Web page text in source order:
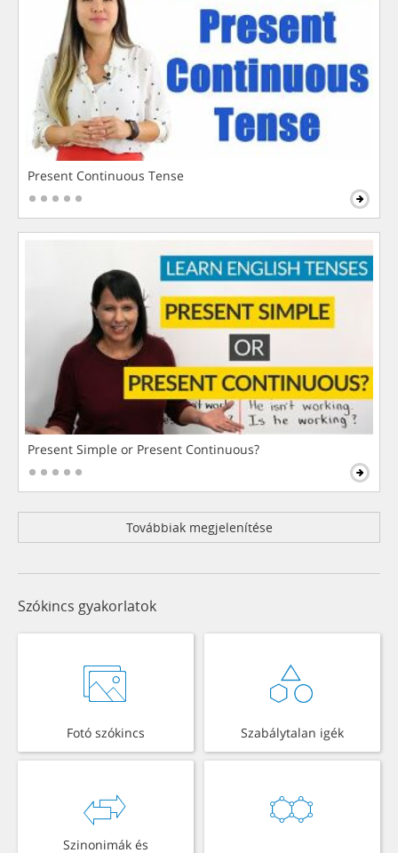
Present Continuous Tense
Present Simple or Present Continuous?
Továbbiak megjelenítése
Szókincs gyakorlatok
Fotó szókincs Szabálytalan igék
Szinonimák és